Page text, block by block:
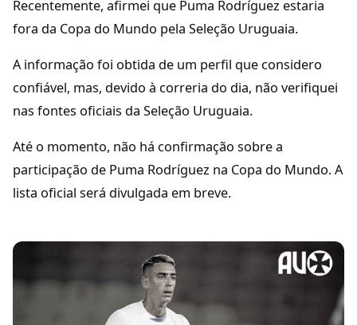
Recentemente, afirmei que Puma Rodríguez estaria
fora da Copa do Mundo pela Seleção Uruguaia.
A informação foi obtida de um perfil que considero
confiável, mas, devido à correria do dia, não verifiquei
nas fontes oficiais da Seleção Uruguaia.
Até o momento, não há confirmação sobre a
participação de Puma Rodríguez na Copa do Mundo. A
lista oficial será divulgada em breve.